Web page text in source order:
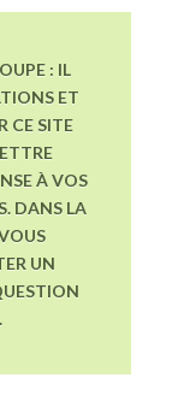
: IL
ET
CE SITE
À VOS
DANS LA
UN